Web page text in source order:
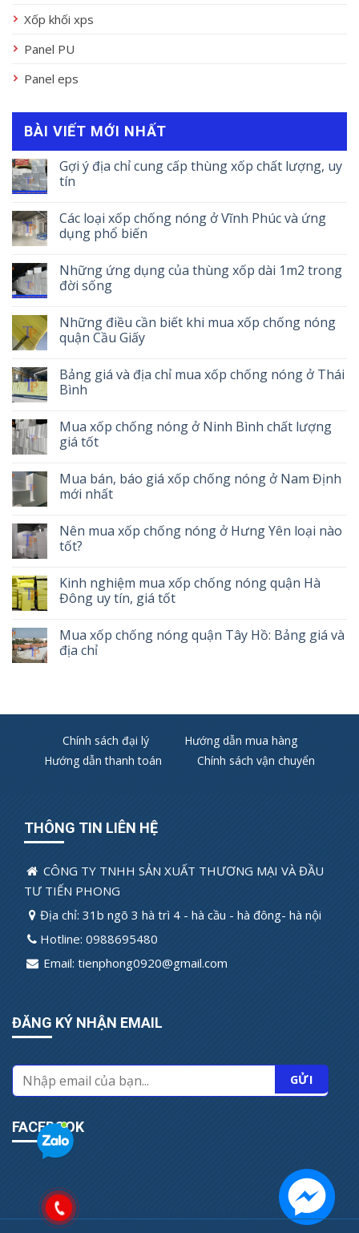
Xốp khối xps
Panel PU
Panel eps
BÀI VIẾT MỚI NHẤT
Gợi ý địa chỉ cung cấp thùng xốp chất lượng, uy
tín
Các loại xốp chống nóng ở Vĩnh Phúc và ứng
dụng phổ biến
Những ứng dụng của thùng xốp dài 1m2 trong
đời sống
Những điều cần biết khi mua xốp chống nóng
quận Cầu Giấy
Bảng giá và địa chỉ mua xốp chống nóng ở Thái
Bình
Mua xốp chống nóng ở Ninh Bình chất lượng
giá tốt
Mua bán, báo giá xốp chống nóng ở Nam Định
mới nhất
Nên mua xốp chống nóng ở Hưng Yên loại nào
tốt?
Kinh nghiệm mua xốp chống nóng quận Hà
Đông uy tín, giá tốt
Mua xốp chống nóng quận Tây Hồ: Bảng giá và
địa chỉ
Chính sách đại lý
Hướng dẫn mua hàng
Hướng dẫn thanh toán
Chính sách vận chuyển
THÔNG TIN LIÊN HỆ
CÔNG TY TNHH SẢN XUẤT THƯƠNG MẠI VÀ ĐẦU
TƯ TIẾN PHONG
Địa chỉ: 31b ngõ 3 hà trì 4 - hà cầu - hà đông- hà nội
Hotline: 0988695480
Email: tienphong0920@gmail.com
ĐĂNG KÝ NHẬN EMAIL
FACEBOOK